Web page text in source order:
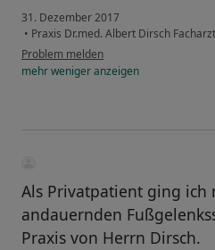
31. Dezember 2017
• Praxis Dr.med. Albert Dirsch
Problem melden
mehrwenigeranzeigen
Als Privatpatient ging ich
andauernden
Praxis von Herrn Dirsch.